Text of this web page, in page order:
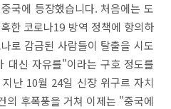
국에 등장했습니다. 처음에는 도
한 코로나19 방역 정책에 항의하
로 감금된 사람들이 탈출을 시도
대신 자유를"이라는 구호 정도를
난 10월 24일 신장 위구르 자치
의 후폭풍을 거쳐 이제는 "중국에